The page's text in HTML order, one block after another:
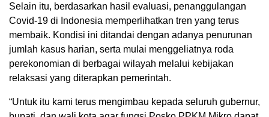
Selain itu, berdasarkan hasil evaluasi, penanggulangan
Covid-19 di Indonesia memperlihatkan tren yang terus
membaik. Kondisi ini ditandai dengan adanya penurunan
jumlah kasus harian, serta mulai menggeliatnya roda
perekonomian di berbagai wilayah melalui kebijakan
relaksasi yang diterapkan pemerintah.
“Untuk itu kami terus mengimbau kepada seluruh gubernur,